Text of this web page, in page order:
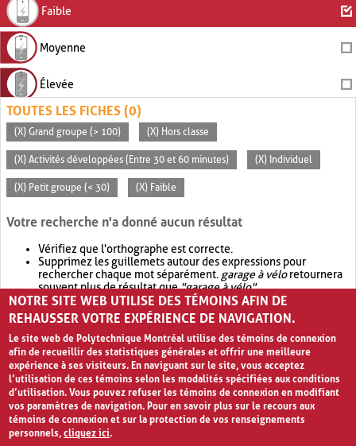
Faible
Moyenne
Élevée
TOUTES LES FICHES (0)
(X) Grand groupe (> 100) (X) Hors classe
(X) Activités développées (Entre 30 et 60 minutes) (X) Individuel
(X) Petit groupe (< 30) (X) Faible
Votre recherche n'a donné aucun résultat
Vérifiez que l'orthographe est correcte.
Supprimez les guillemets autour des expressions pour
rechercher chaque mot séparément. garage à véloretournera
souvent plus de résultat que"garage à vélo".
Envisagez d'élargir votre recherche avec OR.garage OR vélo
retournera souvent plus de résultat quegarage à vélo
NOTRE SITE WEB UTILISE DES TÉMOINS AFIN DE
REHAUSSER VOTRE EXPÉRIENCE DE NAVIGATION.
Le site web de Polytechnique Montréal utilise des témoins de connexion
afin de recueillir des statistiques générales et offrir une meilleure
expérience à ses visiteurs. En naviguant sur le site, vous acceptez
l’utilisation de ces témoins selon les modalités spécifiées aux conditions
d’utilisation. Vous pouvez refuser les témoins de connexion en modifiant
vos paramètres de navigation. Pour en savoir plus sur le recours aux
témoins de connexion et sur la protection de vos renseignements
personnels,cliquez ici.